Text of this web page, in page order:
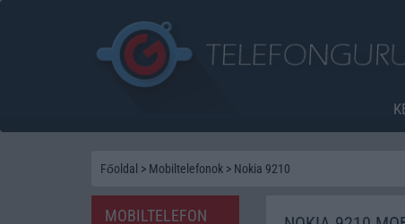
Főoldal > Mobiltelefonok > Nokia 9210
MOBILTELEFON